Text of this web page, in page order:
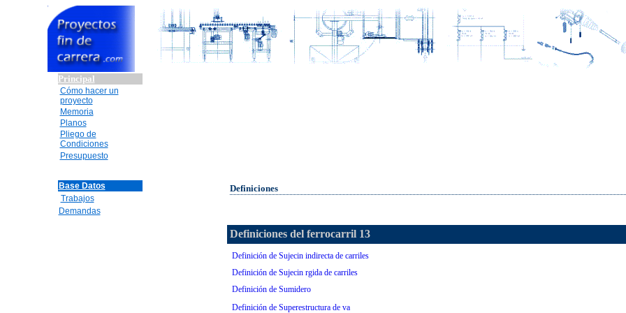
Principal
Cómo hacer un
proyecto
Memoria
Planos
Pliego de
Condiciones
Presupuesto
Base Datos
Trabajos
Demandas
Definiciones
Definiciones del ferrocarril 13
Definición de Sujecin indirecta de carriles
Definición de Sujecin rgida de carriles
Definición de Sumidero
Definición de Superestructura de va